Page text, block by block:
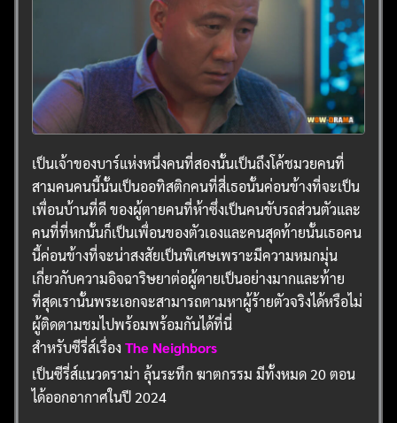
เป็นเจ้าของบาร์แห่งหนึ่งคนที่สองนั้นเป็นถึงโค้ชมวยคนที่
สามคนคนนี้นั้นเป็นออทิสติกคนที่สี่เธอนั้นค่อนข้างที่จะเป็น
เพื่อนบ้านที่ดี ของผู้ตายคนที่ห้าซึ่งเป็นคนขับรถส่วนตัวและ
คนที่ที่หกนั้นก็เป็นเพื่อนของตัวเองและคนสุดท้ายนั้นเธอคน
นี้ค่อนข้างที่จะน่าสงสัยเป็นพิเศษเพราะมีความหมกมุ่น
เกี่ยวกับความอิจฉาริษยาต่อผู้ตายเป็นอย่างมากและท้าย
ที่สุดเรานั้นพระเอกจะสามารถตามหาผู้ร้ายตัวจริงได้หรือไม่
ผู้ติดตามชมไปพร้อมพร้อมกันได้ที่นี่
สำหรับซีรี่ส์เรื่องThe Neighbors
เป็นซีรี่ส์แนวดราม่า ลุ้นระทึก ฆาตกรรม มีทั้งหมด 20 ตอน
ได้ออกอากาศในปี 2024